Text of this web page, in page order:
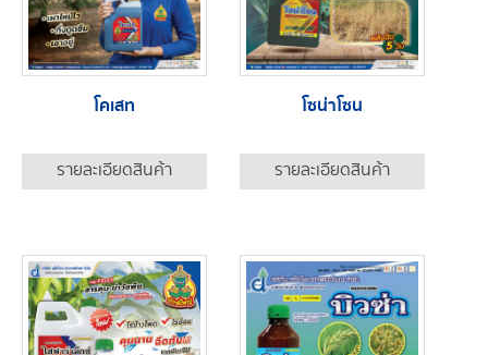
โคเสท
รายละเอียดสินค้า
โซน่าโซน
รายละเอียดสินค้า